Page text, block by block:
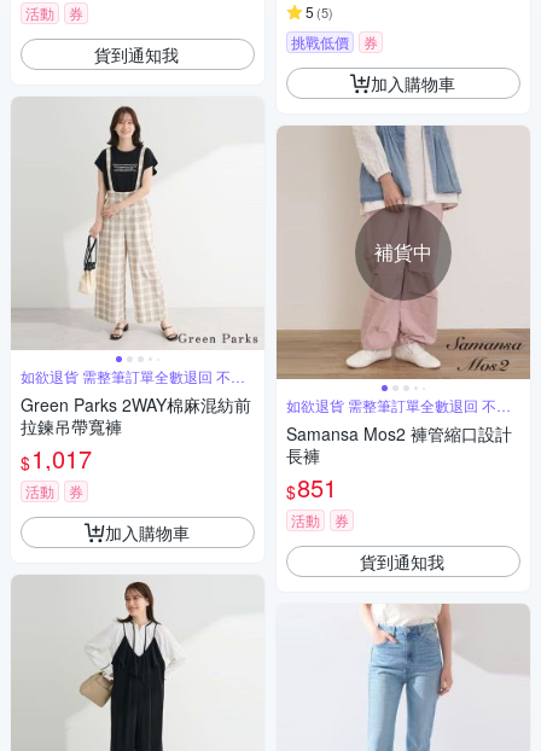
活動 券
貨到通知我
如欲退貨 需整筆訂單全數退回 不能
單退
Green Parks 2WAY棉麻混紡前
拉鍊吊帶寬褲
$1,017
活動 券
加入購物車
5 (5)
挑戰低價 券
加入購物車
補貨中
如欲退貨 需整筆訂單全數退回 不能
單退
Samansa Mos2 褲管縮口設計
長褲
$851
活動 券
貨到通知我